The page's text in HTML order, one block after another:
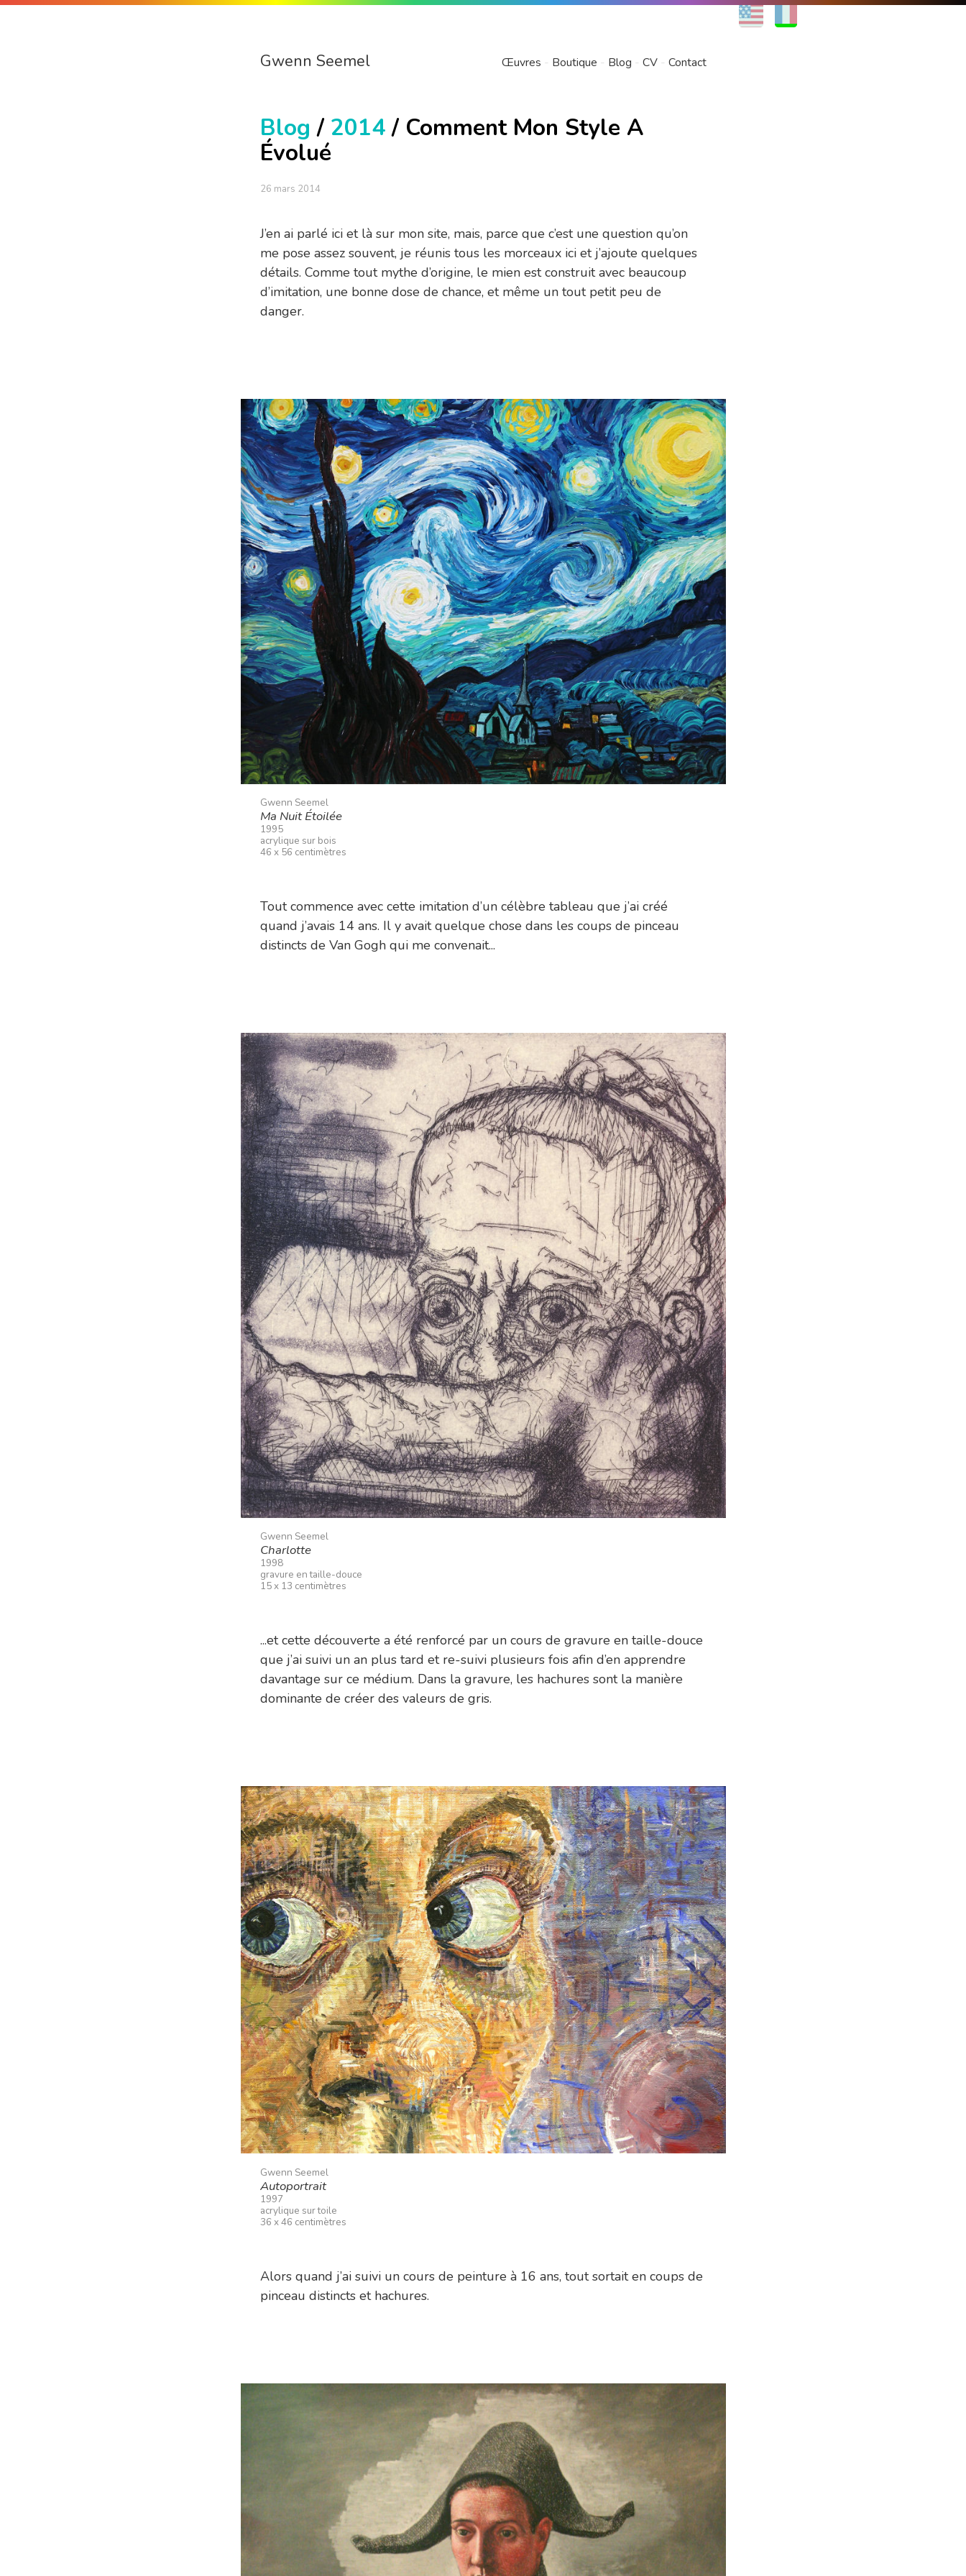
EN
Gwenn Seemel Œuvres Boutique Blog CV Contact
Blog / 2014/ Comment Mon Style A
Évolué
26 mars 2014
J’en ai parlé ici et là sur mon site, mais, parce que c’est une question qu’on
me pose assez souvent, je réunis tous les morceaux ici et j’ajoute quelques
détails. Comme tout mythe d’origine, le mien est construit avec beaucoup
d’imitation, une bonne dose de chance, et même un tout petit peu de
danger.
Gwenn Seemel
Ma Nuit Étoilée
1995
acrylique sur bois
46 x 56 centimètres
Tout commence avec cette imitation d’un célèbre tableau que j’ai créé
quand j’avais 14 ans. Il y avait quelque chose dans les coups de pinceau
distincts de Van Gogh qui me convenait...
Gwenn Seemel
Charlotte
1998
gravure en taille-douce
15 x 13 centimètres
...et cette découverte a été renforcé par un cours de gravure en taille-douce
que j’ai suivi un an plus tard et re-suivi plusieurs fois afin d’en apprendre
davantage sur ce médium. Dans la gravure, les hachures sont la manière
dominante de créer des valeurs de gris.
Gwenn Seemel
Autoportrait
1997
acrylique sur toile
36 x 46 centimètres
Alors quand j’ai suivi un cours de peinture à 16 ans, tout sortait en coups de
pinceau distincts et hachures.